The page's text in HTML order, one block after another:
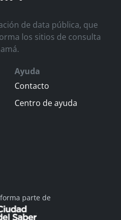
de data pública, que
los sitios de consulta
Ayuda
Contacto
Centro de ayuda
parte de